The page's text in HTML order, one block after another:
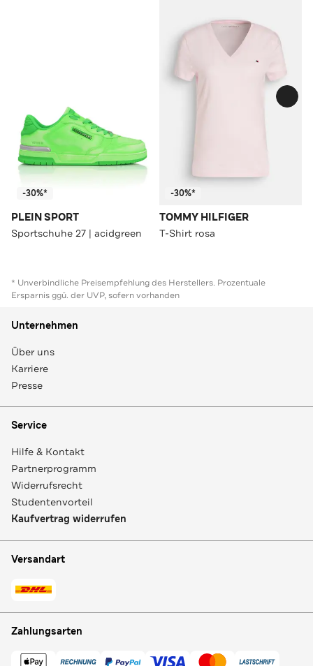
-30%*
PLEIN SPORT
Sportschuhe 27 | acidgreen
-30%*
TOMMY HILFIGER
T-Shirt rosa
* Unverbindliche Preisempfehlung des Herstellers. Prozentuale
Ersparnis ggü. der UVP, sofern vorhanden
Unternehmen
Über uns
Karriere
Presse
Service
Hilfe & Kontakt
Partnerprogramm
Widerrufsrecht
Studentenvorteil
Kaufvertrag widerrufen
Versandart
Zahlungsarten